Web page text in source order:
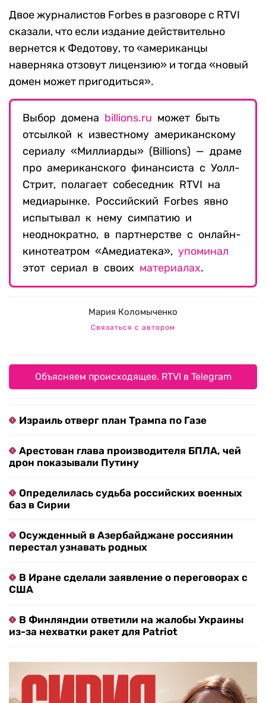
Двое журналистов Forbes в разговоре с RTVI
сказали, что если издание действительно
вернется к Федотову, то «американцы
наверняка отзовут лицензию» и тогда «новый
домен может пригодиться».
Выбор домена billions.ru может быть
отсылкой к известному американскому
сериалу «Миллиарды» (Billions) — драме
про американского финансиста с Уолл-
Стрит, полагает собеседник RTVI на
медиарынке. Российский Forbes явно
испытывал к нему симпатию и
неоднократно, в партнерстве с онлайн-
кинотеатром «Амедиатека», упоминал
этот сериал в своих материалах.
Мария Коломыченко
Связаться с автором
Объясняем происходящее. RTVI в Telegram
Израиль отверг план Трампа по Газе
Арестован глава производителя БПЛА, чей
дрон показывали Путину
Определилась судьба российских военных
баз в Сирии
Осужденный в Азербайджане россиянин
перестал узнавать родных
В Иране сделали заявление о переговорах с
США
В Финляндии ответили на жалобы Украины
из-за нехватки ракет для Patriot